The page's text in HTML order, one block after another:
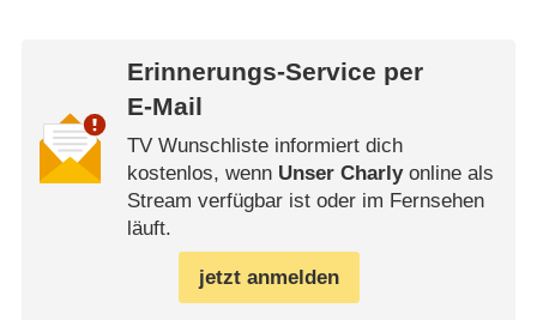
Erinnerungs-Service per
E-Mail
TV Wunschliste informiert dich
kostenlos, wenn Unser Charlyonline als
Stream verfügbar ist oder im Fernsehen
läuft.
jetzt anmelden